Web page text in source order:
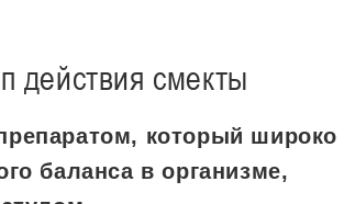
действия смекты
который широко
баланса в организме,